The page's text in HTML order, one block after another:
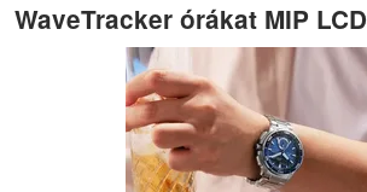
WaveTracker órákat MIP